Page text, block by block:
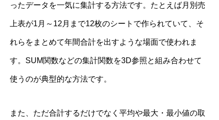
ったデータを一気に集計する方法です。たとえば月別売
上表が1月～12月まで12枚のシートで作られていて、そ
れらをまとめて年間合計を出すような場面で使われま
す。SUM関数などの集計関数を3D参照と組み合わせて
使うのが典型的な方法です。
また、ただ合計するだけでなく平均や最大・最小値の取